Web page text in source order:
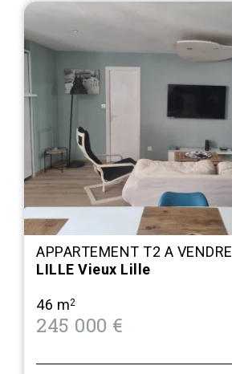
APPARTEMENT T2 A VENDRE
LILLE Vieux Lille
46 m2
245 000 €